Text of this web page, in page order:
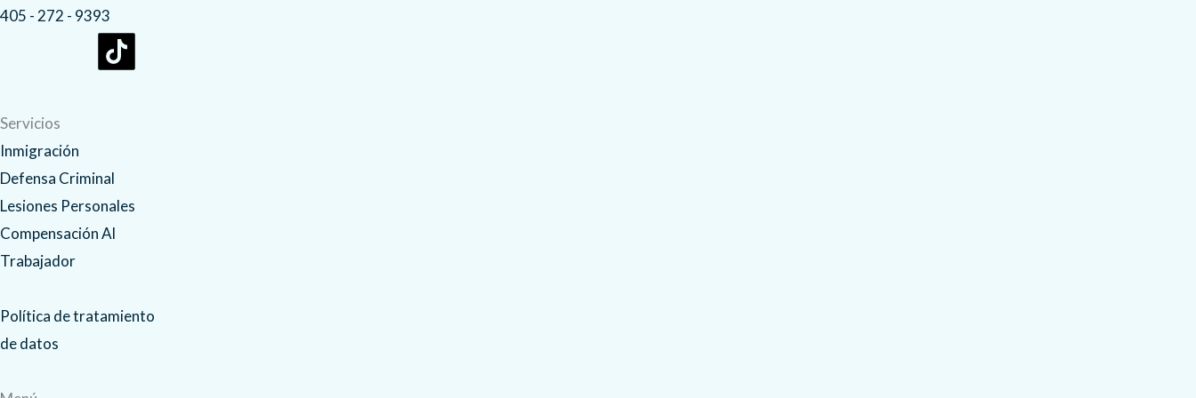
405 - 272 - 9393
c
e
b
o
o
k
u
t
u
b
e
Servicios
Inmigración
Defensa Criminal
Lesiones Personales
Compensación Al
Trabajador
Política de tratamiento
de datos